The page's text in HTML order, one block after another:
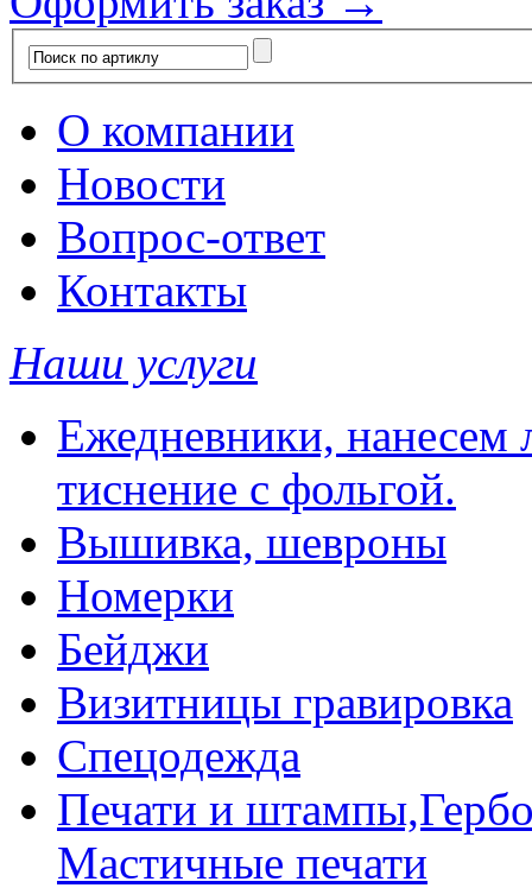
О компании
Новости
Вопрос-ответ
Контакты
Наши услуги
Ежедневники, нанесем
тиснение с фольгой.
Вышивка, шевроны
Номерки
Бейджи
Визитницы гравировка
Спецодежда
Печати и
Мастичные печати